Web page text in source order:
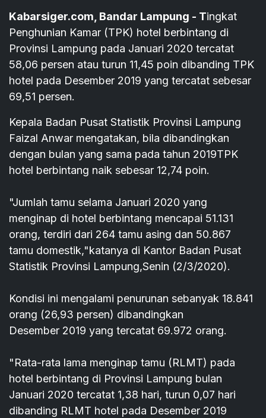
Kabarsiger.com, Bandar Lampung - Tingkat
Penghunian Kamar (TPK) hotel berbintang di
Provinsi Lampung pada Januari 2020 tercatat
58,06 persen atau turun 11,45 poin dibanding TPK
hotel pada Desember 2019 yang tercatat sebesar
69,51 persen.
Kepala Badan Pusat Statistik Provinsi Lampung
Faizal Anwar mengatakan, bila dibandingkan
dengan bulan yang sama pada tahun 2019TPK
hotel berbintang naik sebesar 12,74 poin.
"Jumlah tamu selama Januari 2020 yang
menginap di hotel berbintang mencapai 51.131
orang, terdiri dari 264 tamu asing dan 50.867
tamu domestik,"katanya di Kantor Badan Pusat
Statistik Provinsi Lampung,Senin (2/3/2020).
Kondisi ini mengalami penurunan sebanyak 18.841
orang (26,93 persen) dibandingkan
Desember 2019 yang tercatat 69.972 orang.
"Rata-rata lama menginap tamu (RLMT) pada
hotel berbintang di Provinsi Lampung bulan
Januari 2020 tercatat 1,38 hari, turun 0,07 hari
dibanding RLMT hotel pada Desember 2019